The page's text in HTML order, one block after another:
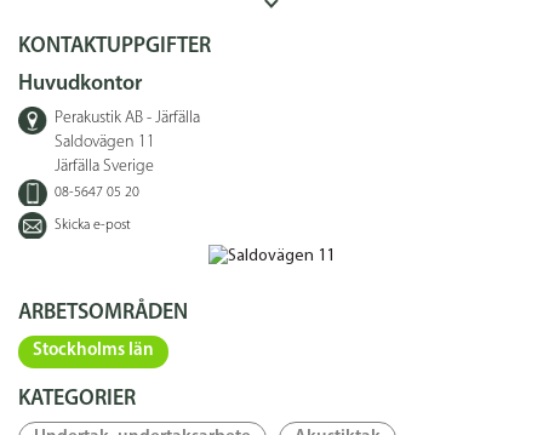
KONTAKTUPPGIFTER
Huvudkontor
Perakustik AB - Järfälla
Saldovägen 11
Järfälla Sverige
08-5647 05 20
Skicka e-post
ARBETSOMRÅDEN
Stockholms län
KATEGORIER